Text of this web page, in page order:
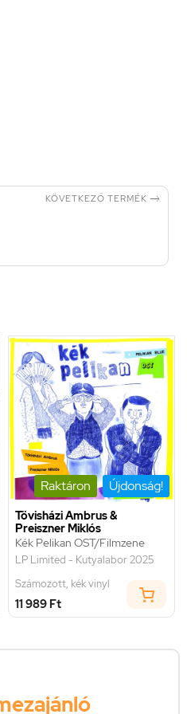
KÖVETKEZŐ TERMÉK 
Raktáron Újdonság!
Tövisházi Ambrus &
Preiszner Miklós
Kék Pelikan OST/Filmzene
LP Limited - Kutyalabor 2025
Számozott, kék vinyl
11 989 Ft